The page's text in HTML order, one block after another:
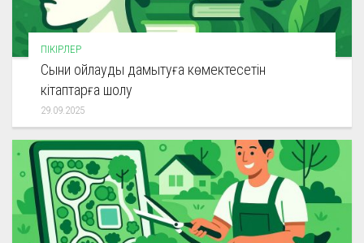
ПІКІРЛЕР
Сыни ойлауды дамытуға көмектесетін
кітаптарға шолу
29.09.2025